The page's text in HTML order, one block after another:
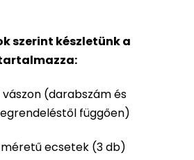
szerint készletünk a
(darabszám és
függően)
ecsetek (3 db)